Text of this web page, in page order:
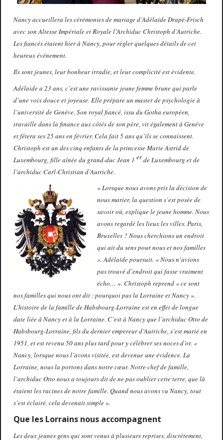
Nancy accueillera les cérémonies de mariage d’Adélaïde Drapé-Frisch
avec son Altesse Impériale et Royale l’Archiduc Christoph d’Autriche.
Les fiancés étaient hier à Nancy, pour régler quelques détails de cet
heureux événement.
Ils sont jeunes, leur bonheur irradie, et leur complicité est évidente.
Adélaide a 23 ans, c’est une ravissante jeune femme brune qui parle
d’une voix douce et joyeuse. Elle prépare un master de psychologie à
l’université de Genève. Son royal fiancé, issu du Gotha européen,
travaille dans la finance aux côtés de son père, vit également à Genève
et fêtera ses 25 ans en février. Cela fait 5 ans qu’ils se connaissent.
Christoph est un des cinq enfants de la princesse Marie Astrid de
Luxembourg, fille aînée du grand-duc Jean 1 erde Luxembourg et de
l’archiduc Carl-Christian d’Autriche.
« Lorsque nous avons pris la décision de
nous marier, la question s’est posée de
savoir où, explique le jeune homme. Nous
avons regardé les lieux les villes. Paris,
Bruxelles ? Nous cherchions un endroit
qui ait du sens pour nous et nos familles
». Adélaïde poursuit. « Nous n’avions
pas trouvé d’endroit qui fasse vraiment
écho… ». Christoph reprend « ce sont
nos familles qui nous ont dit : pourquoi pas la Lorraine et Nancy ».
L’histoire de la famille de Habsbourg-Lorraine est en effet de longue
date liée à Nancy et à la Lorraine. C’est à Nancy que l’archiduc Otto de
Habsbourg-Lorraine, fils du dernier empereur d’Autriche, s’est marié en
1951, et est revenu 50 ans plus tard pour y célébrer ses noces d’or. «
Nancy, lorsque nous l’avons visitée, est devenue une évidence. La
Lorraine, nous la portons dans notre cœur. Notre chef de famille,
l’archiduc Otto nous a toujours dit de ne pas oublier cette terre, que là
étaient les racines de notre famille. Quand nous avons vu Nancy, tout
s’est éclairé, cela devenait simple ».
Que les Lorrains nous accompagnent
Les deux jeunes gens qui sont venus à plusieurs reprises, discrètement,